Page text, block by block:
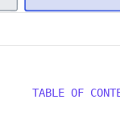
TABLE OF